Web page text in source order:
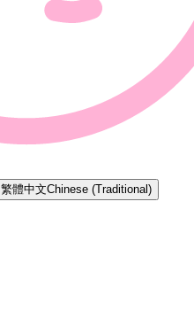
繁體中文Chinese (Traditional)